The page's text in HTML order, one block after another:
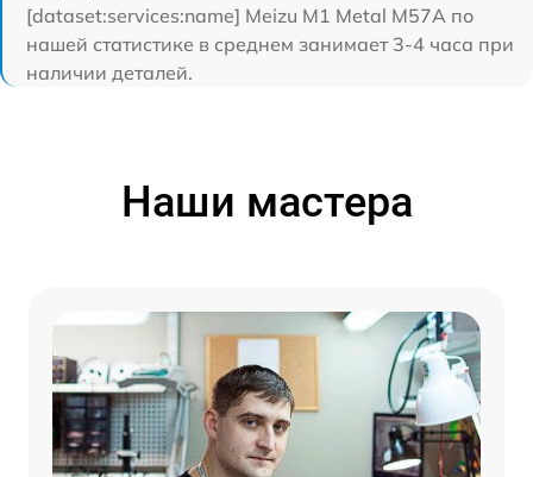
[dataset:services:name] Meizu M1 Metal M57A по
нашей статистике в среднем занимает 3-4 часа при
наличии деталей.
Наши мастера